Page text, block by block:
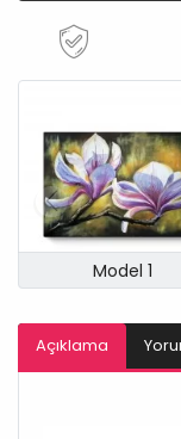
Model 1
Açıklama